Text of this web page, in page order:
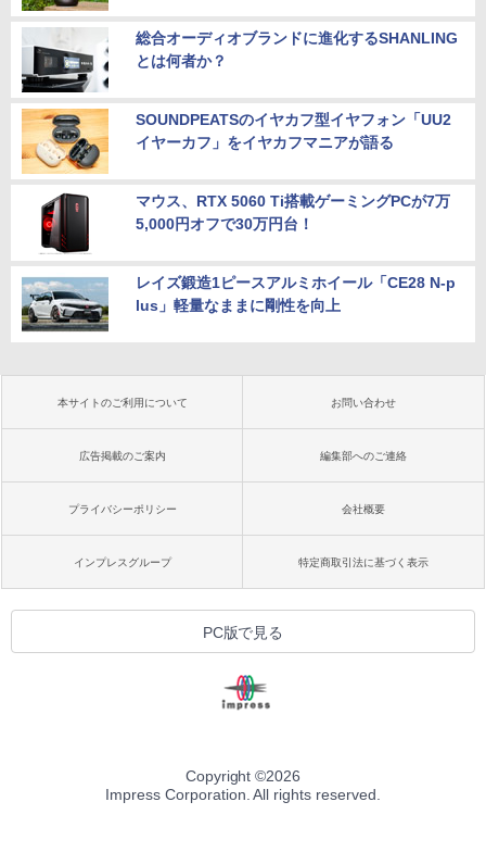
総合オーディオブランドに進化するSHANLING
とは何者か？
SOUNDPEATSのイヤカフ型イヤフォン「UU2
イヤーカフ」をイヤカフマニアが語る
マウス、RTX 5060 Ti搭載ゲーミングPCが7万
5,000円オフで30万円台！
レイズ鍛造1ピースアルミホイール「CE28 N-p
lus」軽量なままに剛性を向上
本サイトのご利用について お問い合わせ
広告掲載のご案内 編集部へのご連絡
プライバシーポリシー 会社概要
インプレスグループ 特定商取引法に基づく表示
PC版で見る
Copyright ©2026
Impress Corporation. All rights reserved.